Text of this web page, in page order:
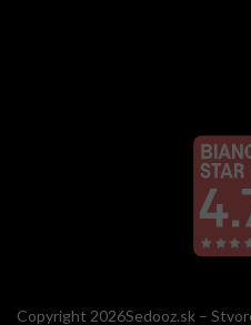
Copyright 2026Sedooz.sk –